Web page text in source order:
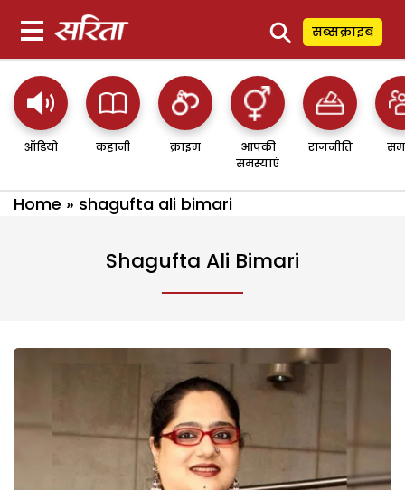
⚲ सब्सक्राइब
ऑडियो कहानी क्राइम
आपकी
समस्याएं
राजनीति
Home » shagufta ali bimari
Shagufta Ali Bimari